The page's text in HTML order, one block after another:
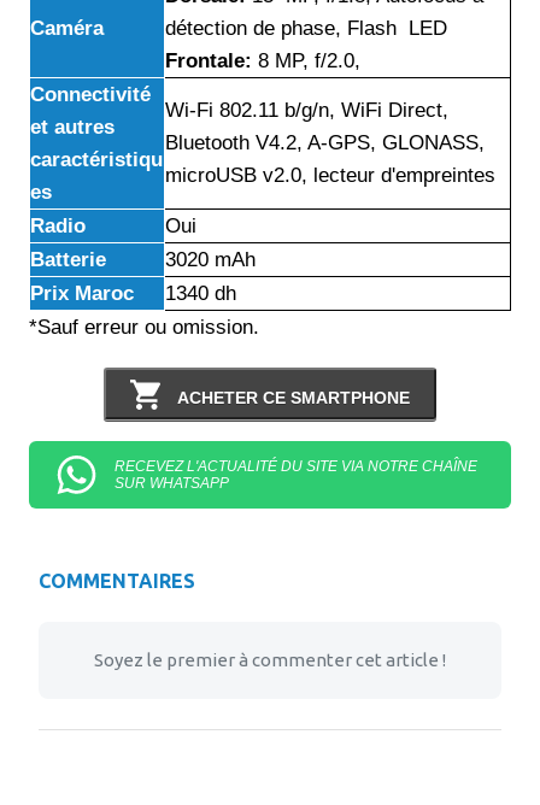
Caméra
détection de phase, Flash LED
Frontale: 8 MP, f/2.0,
Connectivité
et autres
caractéristiqu
es
Wi-Fi 802.11 b/g/n, WiFi Direct,
Bluetooth V4.2, A-GPS, GLONASS,
microUSB v2.0, lecteur d'empreintes
Radio
Oui
Batterie
3020 mAh
Prix Maroc
1340 dh
*Sauf erreur ou omission.
ACHETER CE SMARTPHONE
RECEVEZ L'ACTUALITÉ DU SITE VIA NOTRE CHAÎNE
SUR WHATSAPP
COMMENTAIRES
Soyez le premier à commenter cet article !